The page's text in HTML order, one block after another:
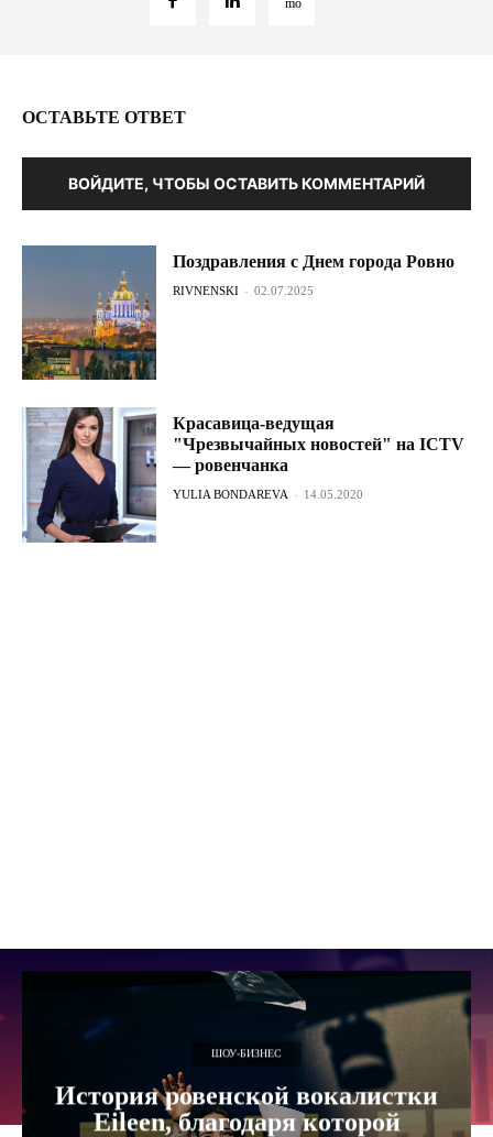
ОСТАВЬТЕ ОТВЕТ
ВОЙДИТЕ, ЧТОБЫ ОСТАВИТЬ КОММЕНТАРИЙ
Поздравления с Днем города Ровно
RIVNENSKI - 02.07.2025
Красавица-ведущая
"Чрезвычайных новостей" на ICTV
— ровенчанка
YULIA BONDAREVA - 14.05.2020